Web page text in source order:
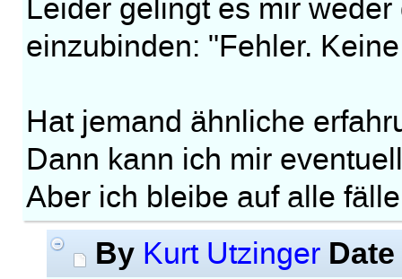
Leider gelingt es mir
einzubinden: "Fehler.
Hat jemand ähnliche
Dann kann ich mir
Aber ich bleibe auf alle
By Kurt Utzinger Date